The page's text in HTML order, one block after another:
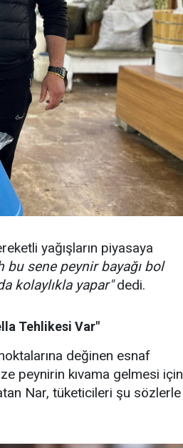
yağışların piyasaya
bu sene peynir bayağı bol
kolaylıkla yapar"dedi.
Tehlikesi Var"
değinen esnaf
peynirin kıvama gelmesi için
Nar, tüketicileri şu sözlerle